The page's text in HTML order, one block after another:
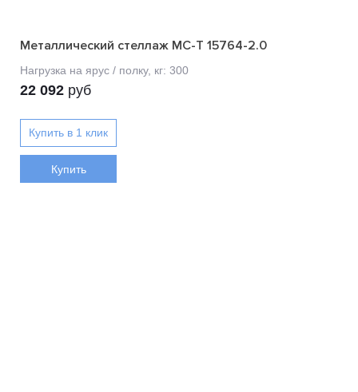
Металлический стеллаж МС-Т 15764-2.0
22 092 руб
Купить